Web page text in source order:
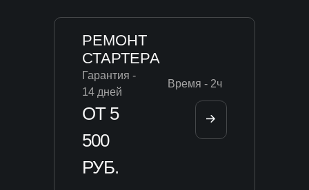
РЕМОНТ
СТАРТЕРА
Гарантия -
14 дней
Время - 2ч
ОТ 5
500
РУБ.